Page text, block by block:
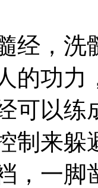
，洗
的功力
可以练
制来躲
，一脚